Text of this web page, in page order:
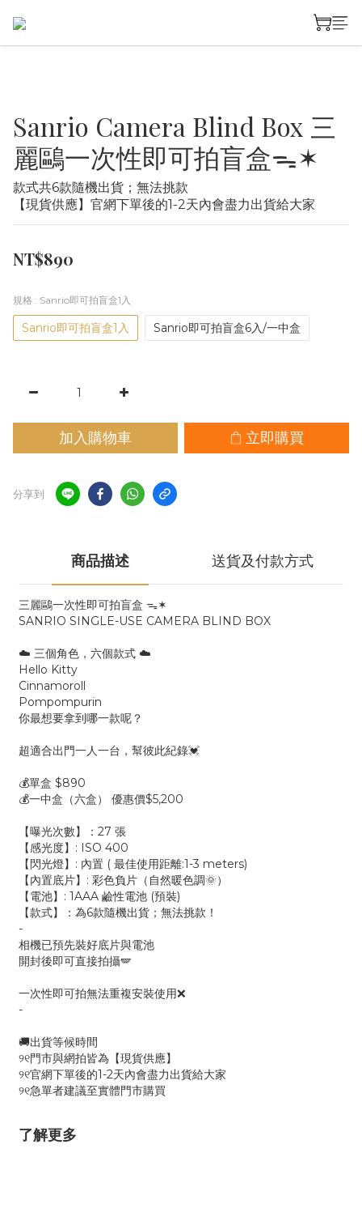
Sanrio Camera Blind Box 三
麗鷗一次性即可拍盲盒ᯓ✶
款式共6款隨機出貨；無法挑款
【現貨供應】官網下單後的1-2天內會盡力出貨給大家
NT$890
規格 : Sanrio即可拍盲盒1入
Sanrio即可拍盲盒1入 Sanrio即可拍盲盒6入/一中盒
加入購物車 立即購買
分享到
商品描述 送貨及付款方式
三麗鷗一次性即可拍盲盒 ᯓ✶
SANRIO SINGLE-USE CAMERA BLIND BOX
☁️ 三個角色，六個款式 ☁️
Hello Kitty
Cinnamoroll
Pompompurin
你最想要拿到哪一款呢？
超適合出門一人一台，幫彼此紀錄💓
💰單盒 $890
💰一中盒（六盒） 優惠價$5,200
【曝光次數】：27 張
【感光度】: ISO 400
【閃光燈】: 內置 ( 最佳使用距離:1-3 meters)
【內置底片】: 彩色負片（自然暖色調🌞）
【電池】: 1AAA 鹼性電池 (預裝)
【款式】：為6款隨機出貨；無法挑款！
-
相機已預先裝好底片與電池
開封後即可直接拍攝🪽
一次性即可拍無法重複安裝使用❌
-
🚚出貨等候時間
୨୧門市與網拍皆為【現貨供應】
୨୧官網下單後的1-2天內會盡力出貨給大家
୨୧急單者建議至實體門市購買
了解更多